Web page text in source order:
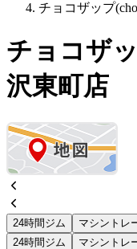
チョコザップ
チョコザ
沢東町店
24時間ジム マシントレ
24時間ジム
マシントレ